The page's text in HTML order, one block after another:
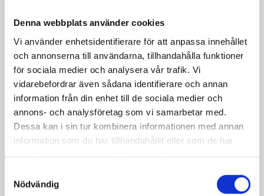
Denna webbplats använder cookies
Vi använder enhetsidentifierare för att anpassa innehållet
och annonserna till användarna, tillhandahålla funktioner
för sociala medier och analysera vår trafik. Vi
vidarebefordrar även sådana identifierare och annan
information från din enhet till de sociala medier och
annons- och analysföretag som vi samarbetar med.
Dessa kan i sin tur kombinera informationen med annan
information som du har tillhandahållit eller som de har
samlat in när du har använt deras tjänster.
Nödvändig
på
Facebook
på
Twitter
på
Pinterest
via
e-
post
ut